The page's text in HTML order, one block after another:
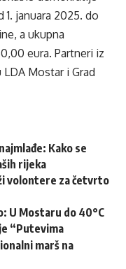
1. januara 2025. do
a ukupna
eura. Partneri iz
Mostar i Grad
Kako se
rijeka
volontere za četvrto
U Mostaru do 40°C
“Putevima
marš na